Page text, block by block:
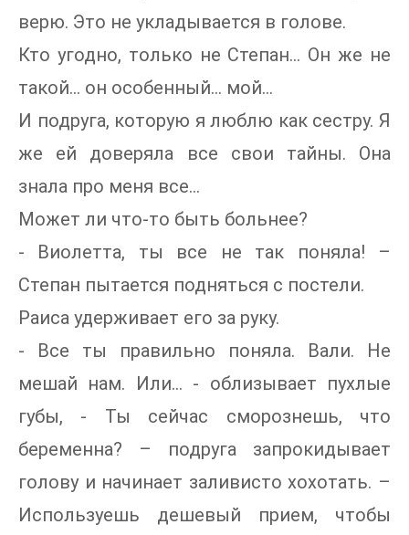
верю. Это не укладывается в голове.
Кто угодно, только не Степан… Он же не
такой… он особенный… мой…
И подруга, которую я люблю как сестру. Я
же ей доверяла все свои тайны. Она
знала про меня все…
Может ли что-то быть больнее?
- Виолетта, ты все не так поняла! –
Степан пытается подняться с постели.
Раиса удерживает его за руку.
- Все ты правильно поняла. Вали. Не
мешай нам. Или… - облизывает пухлые
губы, - Ты сейчас сморознешь, что
беременна? – подруга запрокидывает
голову и начинает заливисто хохотать. –
Используешь дешевый прием, чтобы